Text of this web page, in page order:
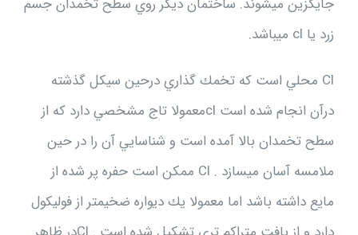
جايگزين ميشوند. ساختمان ديگر روي سطح تخمدان جسم
زرد يا cl ميباشد.
Cl محلي است كه تخمك گذاري درحين سيكل گذشته
درآن انجام شده است clمعمولا تاج مشخصي دارد كه از
سطح تخمدان بالا آمده است و شناسايي آن را در حين
ملامسه آسان ميسازد . Cl ممكن است حفره پر شده از
مايع داشته باشد اما معمولا يك ديواره ضخيمتر از فوليكول